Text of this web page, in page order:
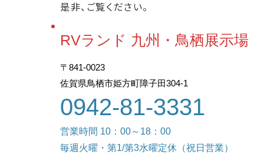
是非、ご覧ください。
RVランド 九州・鳥栖展示場
〒841-0023
佐賀県鳥栖市姫方町障子田304-1
0942-81-3331
営業時間 10：00～18：00
毎週火曜・第1/第3水曜定休（祝日営業）